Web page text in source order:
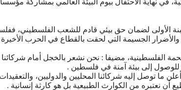
ﻧﻬﺎﻳﺔ ﺍﻻﺣﺘﻔﺎﻝ ﺑﻴﻮﻡ ﺍﻟﺒﻴﺌﺔ ﺍﻟﻌﺎﻟﻤﻲ ﺑﻤﺸﺎﺭﻛﺔ
ﺍﻷﻭﻟﻰ ﻟﻀﻤﺎﻥ ﺣﻖ ﺑﻴﺌﻲ ﻗﺎﺩﻡ ﻟﻠﺸﻌﺐ ﺍﻟﻔﻠﺴﻄﻴﻨﻲ،
ﻭﺍﻷﺿﺮﺍﺭ ﺍﻟﺠﺴﻴﻤﺔ ﺍﻟﺘﻲ ﻟﺤﻘﺖ ﺑﺎﻟﻘﻄﺎﻉ ﻓﻲ ﺍﻟﺤﺮﺏ
ﺍﻟﻔﻠﺴﻄﻴﻨﻴﺔ، ﻣﻀﻴﻔﺎ : ﻧﺤﻦ ﻧﺸﻌﺮ ﺑﺎﻟﺨﺠﻞ ﺃﻣﺎﻡ ﺷﺮﻛﺎﺋﻨﺎ
ﺇﻟﻰ ﺑﻴﺌﺔ ﺁﻣﻨﺔ ﻓﻲ ﻓﻠﺴﻄﻴﻦ .
ﺗﻮﺻﻞ ﺇﻟﻴﻪ ﺷﺮﻛﺎﺋﻨﺎ ﺍﻟﻤﺤﻠﻴﻴﻦ ﻭﺍﻟﺪﻭﻟﻴﻴﻦ، ﻭﺍﻟﺘﻌﻘﻴﺪﺍﺕ
ﻧﻌﺘﺒﺮﻩ ﻣﻦ ﺍﻟﻜﻮﺍﺭﺙ ﺍﻟﻄﺒﻴﻌﻴﺔ ﺑﻞ ﻫﻮ ﻛﺎﺭﺛﺔ ﺇﻧﺴﺎﻧﻴﺔ .